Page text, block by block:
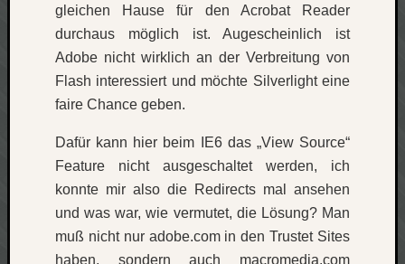
gleichen Hause für den Acrobat Reader
durchaus möglich ist. Augescheinlich ist
Adobe nicht wirklich an der Verbreitung von
Flash interessiert und möchte Silverlight eine
faire Chance geben.
Dafür kann hier beim IE6 das „View Source“
Feature nicht ausgeschaltet werden, ich
konnte mir also die Redirects mal ansehen
und was war, wie vermutet, die Lösung? Man
muß nicht nur adobe.com in den Trustet Sites
haben, sondern auch macromedia.com